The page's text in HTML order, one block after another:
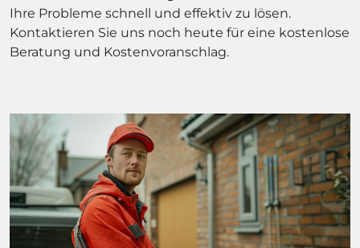
Ihre Probleme schnell und effektiv zu lösen.
Kontaktieren Sie uns noch heute für eine kostenlose
Beratung und Kostenvoranschlag.